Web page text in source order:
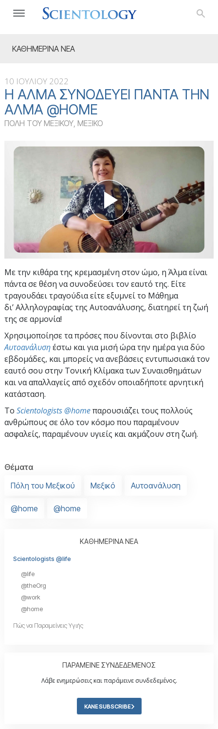
ΚΑΘΗΜΕΡΙΝΑ ΝΕΑ
10 ΙΟΥΛΙΟΥ 2022
Η ΆΛΜΑ ΣΥΝΟΔΕΎΕΙ ΠΆΝΤΑ ΤΗΝ
ΆΛΜΑ @HOME
ΠΟΛΗ ΤΟΥ ΜΕΞΙΚΟΥ, ΜΕΞΙΚΟ
Με την κιθάρα της κρεμασμένη στον ώμο, η Άλμα είναι
πάντα σε θέση να συνοδεύσει τον εαυτό της. Είτε
τραγουδάει τραγούδια είτε εξυμνεί το Μάθημα
δι’ Αλληλογραφίας της Αυτοανάλυσης, διατηρεί τη ζωή
της σε αρμονία!
Χρησιμοποίησε τα πρόσες που δίνονται στο βιβλίο
Αυτοανάλυσηέστω και για μισή ώρα την ημέρα για δύο
εβδομάδες, και μπορείς να ανεβάσεις εντυπωσιακά τον
εαυτό σου στην Τονική Κλίμακα των Συναισθημάτων
και να απαλλαγείς από σχεδόν οποιαδήποτε αρνητική
κατάσταση.
To Scientologists @homeπαρουσιάζει τους πολλούς
ανθρώπους σε όλο τον κόσμο που παραμένουν
ασφαλείς, παραμένουν υγιείς και ακμάζουν στη ζωή.
Θέματα
Πόλη του Μεξικού
Μεξικό Αυτοανάλυση
@home @home
ΚΑΘΗΜΕΡΙΝΑ ΝΕΑ
Scientologists @life
@life
@theOrg
@work
@home
Πώς να Παραμείνεις Υγιής
ΠΑΡΑΜΕΙΝΕ ΣΥΝΔΕΔΕΜΕΝΟΣ
Λάβε ενημερώσεις και παράμεινε συνδεδεμένος.
ΚΑΝΕ SUBSCRIBE